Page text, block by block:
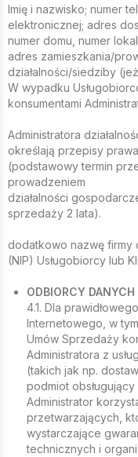
Imię i nazwisko; numer
elektronicznej; adres
numer domu, numer
adres zamieszkania/
działalności/siedziby
W wypadku
konsumentami
Administratora
określają przepisy
(podstawowy termin
prowadzeniem
działalności
sprzedaży 2 lata).
dodatkowo nazwę firmy
(NIP) Usługobiorcy lub
ODBIORCY
4.1. Dla
Internetowego, w
Umów Sprzedaży
Administratora z
(takich jak np.
podmiot obsługujący
Administrator
przetwarzających,
wystarczające
technicznych i